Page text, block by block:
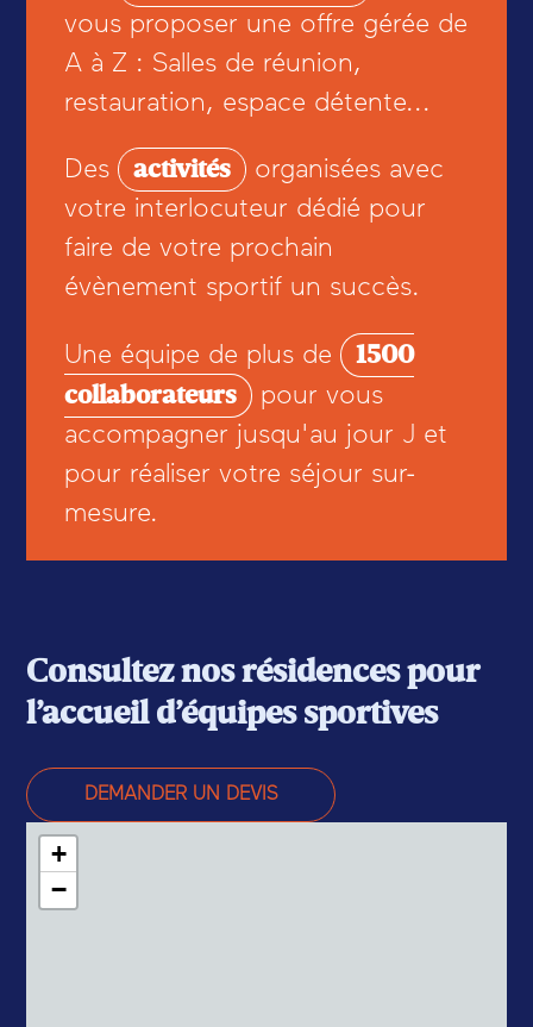
vous proposer une offre gérée de
A à Z : Salles de réunion,
restauration, espace détente...
Des activités organisées avec
votre interlocuteur dédié pour
faire de votre prochain
évènement sportif un succès.
Une équipe de plus de
1500
collaborateurs pour vous
accompagner jusqu'au jour J et
pour réaliser votre séjour sur-
mesure.
Consultez nos résidences pour
l’accueil d’équipes sportives
DEMANDER UN DEVIS
+
−